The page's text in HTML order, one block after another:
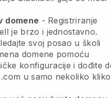
domene - Registriranje
je brzo i jednostavno.
svoj posao u školi
domene pomoću
konfiguracije i dođite
u samo nekoliko